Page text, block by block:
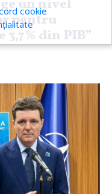
un nivel
pentru
din PIB”
cookie